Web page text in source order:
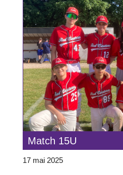
Match 15U
17 mai 2025